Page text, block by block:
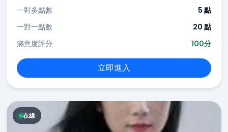
一對多點數
5 點
一對一點數
20 點
滿意度評分
100分
立即進入
在線